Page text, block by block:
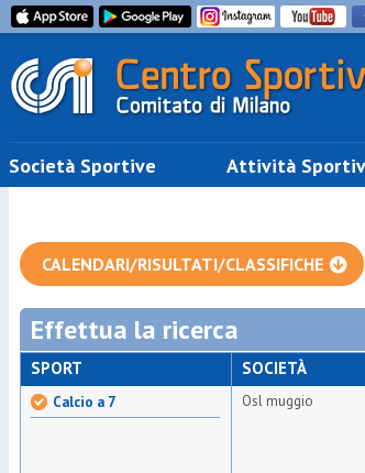
Società Sportive Attività
CALENDARI/RISULTATI/CLASSIFICHE
Effettua la ricerca
SPORT
Calcio a 7
SOCIETÀ
Osl muggio